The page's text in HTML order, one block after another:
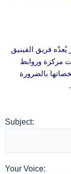
يُعدّه فريق الفينيق
مركزة وروابط
بالضرورة
Subject:
Your Voice: